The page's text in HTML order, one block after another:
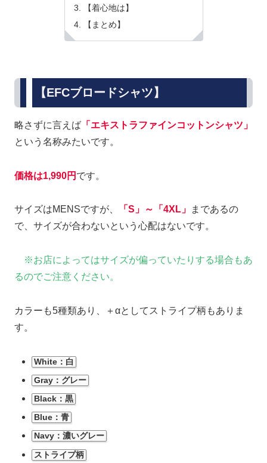
【着心地は】
【まとめ】
【EFCブロードシャツ】
略さずに言えば 「エキストラファインコットンシャツ」
という名称みたいです。
価格は1,990円 です。
サイズはMENSですが、 「S」～「4XL」
まであるの
で、サイズが合わないという心配はないです。
※お店によってはサイズが偏っていたりする場合もあ
るのでご注意ください。
カラーも5種類あり、＋αとしてストライプ柄もありま
す。
White：白
Gray：グレー
Black：黒
Blue：青
Navy：濃いグレー
ストライプ柄